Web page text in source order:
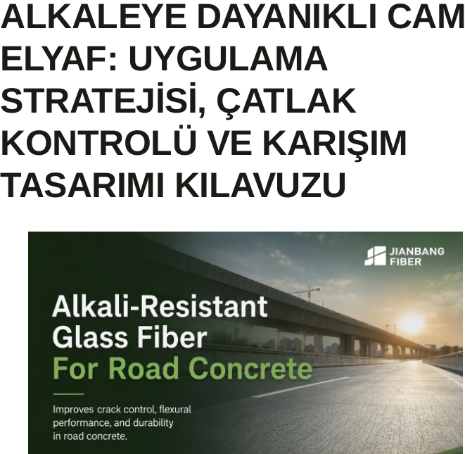
ALKALEYE DAYANIKLI CAM
ELYAF: UYGULAMA
STRATEJISI, ÇATLAK
KONTROLÜ VE KARIŞIM
TASARIMI KILAVUZU